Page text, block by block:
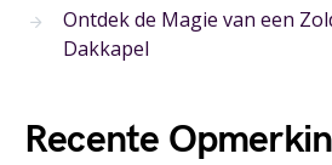
Ontdek de Magie van een
Dakkapel
Recente